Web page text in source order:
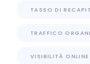
TASSO DI
TRAFFICO
VISIBILITÀ ONLINE